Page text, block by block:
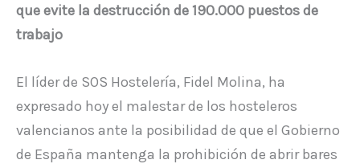
que evite la destrucción de 190.000 puestos de
trabajo
El líder de SOS Hostelería, Fidel Molina, ha
expresado hoy el malestar de los hosteleros
valencianos ante la posibilidad de que el Gobierno
de España mantenga la prohibición de abrir bares